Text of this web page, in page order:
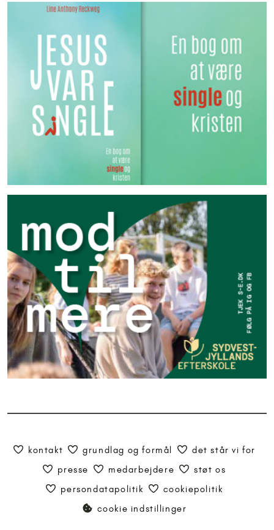
kontakt grundlag og formål
det står vi for
presse
medarbejdere
støt os
persondatapolitik
cookiepolitik
cookie indstillinger